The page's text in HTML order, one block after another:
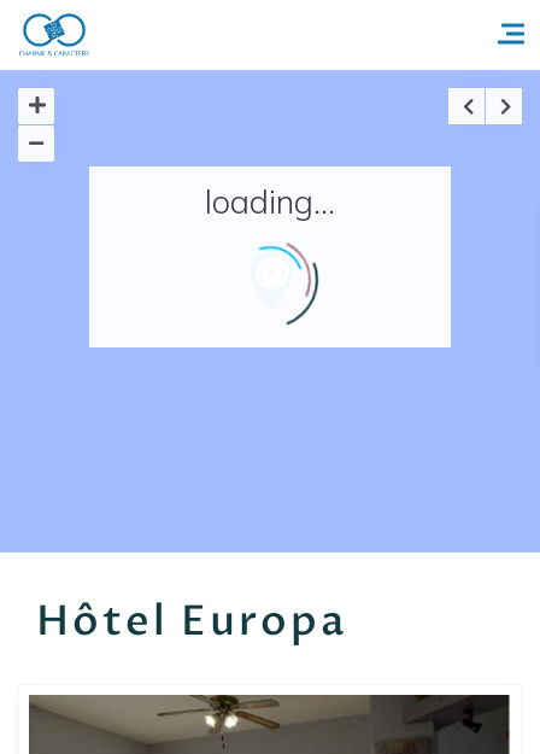
Accueil
Nos adresses en France
loading...
Hôtel Europa